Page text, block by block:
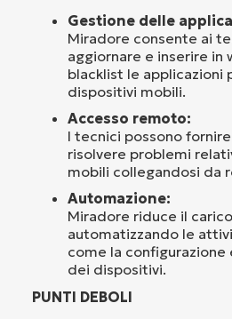
Gestione delle
Miradore consente ai
aggiornare e inserire in
blacklist le applicazioni
dispositivi mobili.
Accesso remoto:
I tecnici possono
risolvere problemi
mobili collegandosi da
Automazione:
Miradore riduce il
automatizzando le
come la configurazione
dei dispositivi.
PUNTI DEBOLI